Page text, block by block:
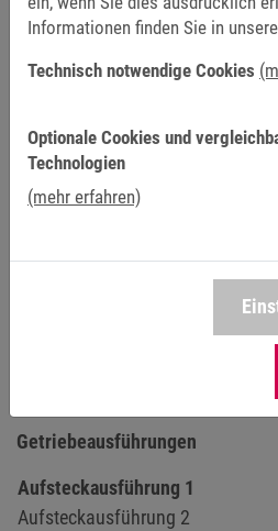
Aufteckausführung plus
Flanschausführung plus
AUFSTECKAUSFÜHRUNG 1
Getriebeausführungen
Aufsteckausführung 1
Aufsteckausführung 2
Informationen finden Sie in
Technisch notwendige Cookies
Optionale Cookies und
Technologien
(mehr erfahren)